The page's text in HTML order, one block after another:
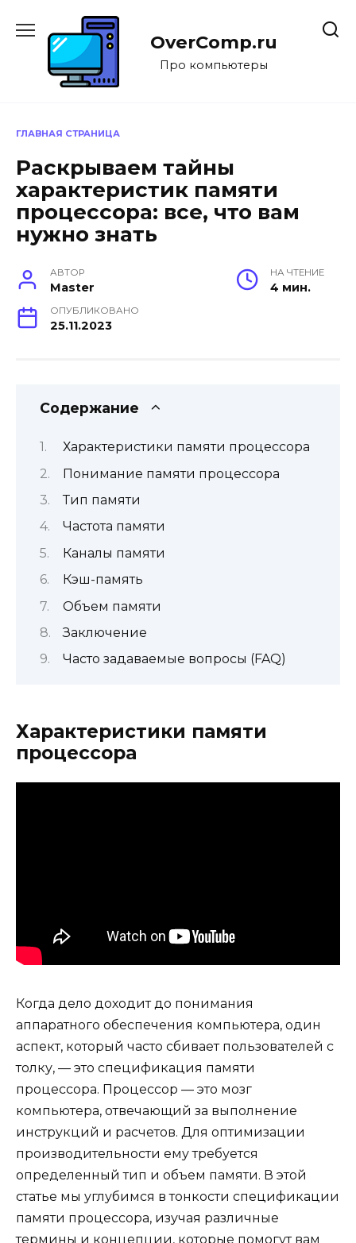
содержанию
OverComp.ru
Про компьютеры
ГЛАВНАЯ СТРАНИЦА
Раскрываем тайны
характеристик памяти
процессора: все, что вам
нужно знать
АВТОР
Master
НА ЧТЕНИЕ
4 мин.
ОПУБЛИКОВАНО
25.11.2023
Содержание
Характеристики памяти процессора
Понимание памяти процессора
Тип памяти
Частота памяти
Каналы памяти
Кэш-память
Объем памяти
Заключение
Часто задаваемые вопросы (FAQ)
Характеристики памяти
процессора
Когда дело доходит до понимания
аппаратного обеспечения компьютера, один
аспект, который часто сбивает пользователей с
толку, — это спецификация памяти
процессора. Процессор — это мозг
компьютера, отвечающий за выполнение
инструкций и расчетов. Для оптимизации
производительности ему требуется
определенный тип и объем памяти. В этой
статье мы углубимся в тонкости спецификации
памяти процессора, изучая различные
термины и концепции, которые помогут вам